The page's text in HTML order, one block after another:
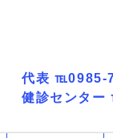
​健診センター
代表​ ℡0985-